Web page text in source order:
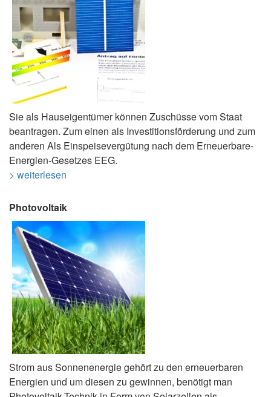
Sie als Hauseigentümer können Zuschüsse vom Staat
beantragen. Zum einen als Investitionsförderung und zum
anderen Als Einspeisevergütung nach dem Erneuerbare-
Energien-Gesetzes EEG.
> weiterlesen
Photovoltaik
Strom aus Sonnenenergie gehört zu den erneuerbaren
Energien und um diesen zu gewinnen, benötigt man